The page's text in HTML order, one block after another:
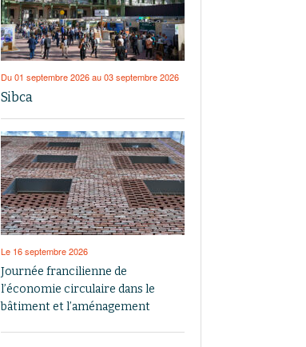
Du 01 septembre 2026 au 03 septembre 2026
Sibca
Le 16 septembre 2026
Journée francilienne de
l’économie circulaire dans le
bâtiment et l’aménagement